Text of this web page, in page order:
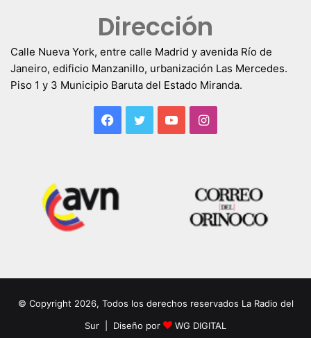
Dirección
Calle Nueva York, entre calle Madrid y avenida Río de
Janeiro, edificio Manzanillo, urbanización Las Mercedes.
Piso 1 y 3 Municipio Baruta del Estado Miranda.
Facebook
TwitterYouTubeInstagram
© Copyright 2026, Todos los derechos reservados La Radio del
Sur | Diseño por
WG DIGITAL